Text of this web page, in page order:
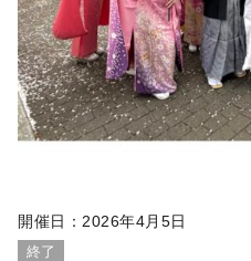
開催日： 2026年4月5日
終了